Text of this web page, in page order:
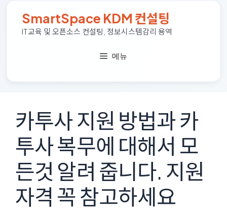
컨
SmartSpace KDM 컨설팅
IT교육 및 오픈소스 컨설팅, 정보시스템감리 용역
메뉴
카투사 지원 방법과 카
투사 복무에 대해서 모
든것 알려 줍니다. 지원
자격 꼭 참고하세요